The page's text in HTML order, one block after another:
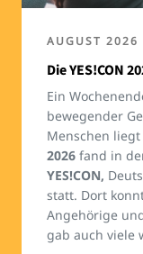
AUGUST 2026
Die YES!CON
Ein
bewegender
Menschen
2026 fand in
YES!CON,
statt. Dort
Angehörige
gab auch viele